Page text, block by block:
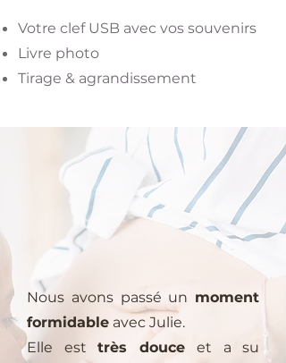
Votre clef USB avec vos souvenirs
Livre photo
Tirage & agrandissement
Nous avons passé un moment
formidable avec Julie.
Elle est très douce et a su